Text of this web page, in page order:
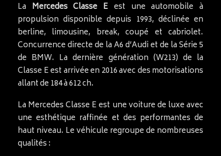
La Mercedes Classe E est une automobile à
propulsion disponible depuis 1993, déclinée en
berline, limousine, break, coupé et cabriolet.
Concurrence directe de la A6 d’Audi et de la Série 5
de BMW. La dernière génération (W213) de la
Classe E est arrivée en 2016 avec des motorisations
allant de 184 à 612 ch.
La Mercedes Classe E est une voiture de luxe avec
une esthétique raffinée et des performantes de
haut niveau. Le véhicule regroupe de nombreuses
qualités :